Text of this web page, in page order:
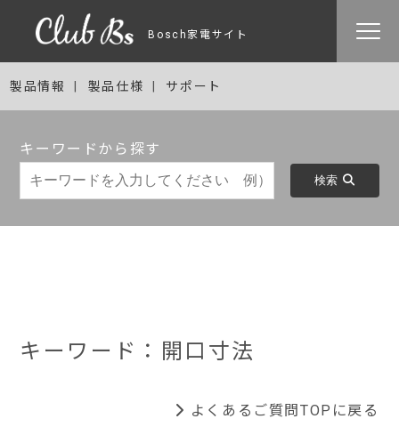
Bosch家電サイト
製品情報 製品仕様 サポート
キーワードから探す
検索
キーワード：開口寸法
よくあるご質問TOPに戻る